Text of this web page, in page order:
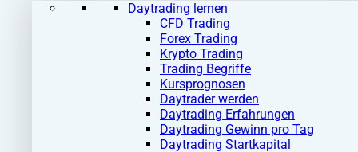
Daytrading lernen
CFD Trading
Forex Trading
Krypto Trading
Trading Begriffe
Kursprognosen
Daytrader werden
Daytrading Erfahrungen
Daytrading Gewinn pro Tag
Daytrading Startkapital